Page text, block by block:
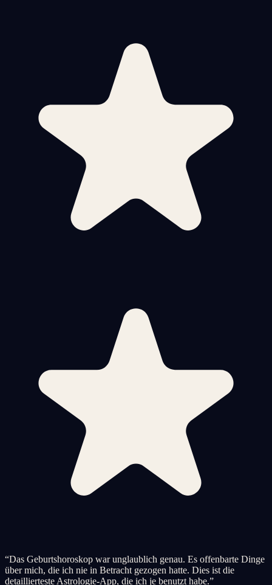
“Das Geburtshoroskop war unglaublich genau. Es offenbarte Dinge
über mich, die ich nie in Betracht gezogen hatte. Dies ist die
detaillierteste Astrologie-App, die ich je benutzt habe.”